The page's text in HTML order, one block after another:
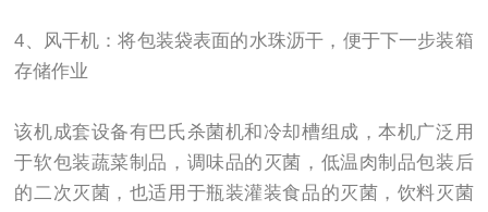
4、风干机：将包装袋表面的水珠沥干，便于下一步装箱
存储作业
该机成套设备有巴氏杀菌机和冷却槽组成，本机广泛用
于软包装蔬菜制品，调味品的灭菌，低温肉制品包装后
的二次灭菌，也适用于瓶装灌装食品的灭菌，饮料灭菌